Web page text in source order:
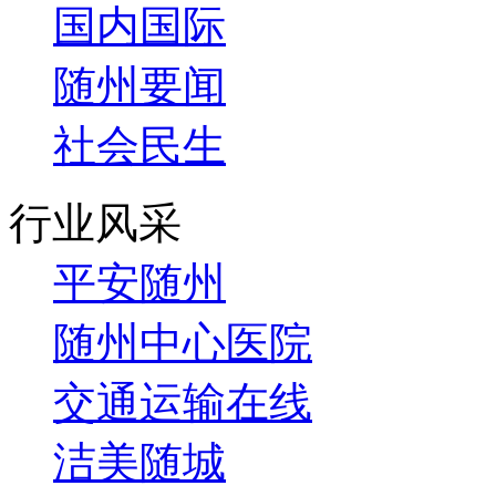
国内国际
随州要闻
社会民生
行业风采
平安随州
随州中心医院
交通运输在线
洁美随城